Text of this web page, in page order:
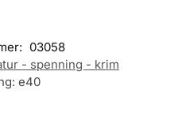
03058
- spenning - krim
e40